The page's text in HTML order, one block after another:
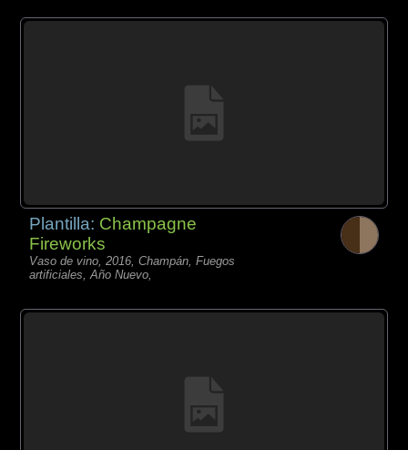
Plantilla: Champagne
Fireworks
Vaso de vino, 2016, Champán, Fuegos
artificiales, Año Nuevo,